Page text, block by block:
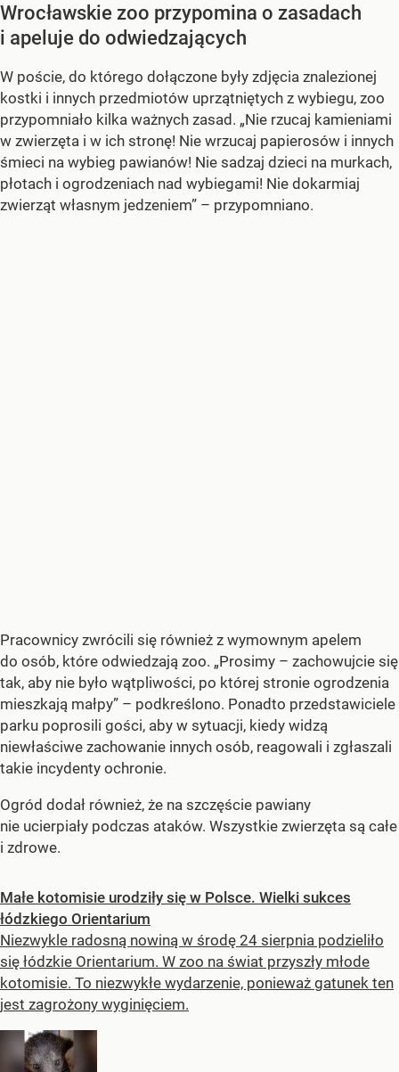
Wrocławskie zoo przypomina o zasadach
i apeluje do odwiedzających
W poście, do którego dołączone były zdjęcia znalezionej
kostki i innych przedmiotów uprzątniętych z wybiegu, zoo
przypomniało kilka ważnych zasad. „Nie rzucaj kamieniami
w zwierzęta i w ich stronę! Nie wrzucaj papierosów i innych
śmieci na wybieg pawianów! Nie sadzaj dzieci na murkach,
płotach i ogrodzeniach nad wybiegami! Nie dokarmiaj
zwierząt własnym jedzeniem” – przypomniano.
Pracownicy zwrócili się również z wymownym apelem
do osób, które odwiedzają zoo. „Prosimy – zachowujcie się
tak, aby nie było wątpliwości, po której stronie ogrodzenia
mieszkają małpy” – podkreślono. Ponadto przedstawiciele
parku poprosili gości, aby w sytuacji, kiedy widzą
niewłaściwe zachowanie innych osób, reagowali i zgłaszali
takie incydenty ochronie.
Ogród dodał również, że na szczęście pawiany
nie ucierpiały podczas ataków. Wszystkie zwierzęta są całe
i zdrowe.
Małe kotomisie urodziły się w Polsce. Wielki sukces
łódzkiego Orientarium
Niezwykle radosną nowiną w środę 24 sierpnia podzieliło
się łódzkie Orientarium. W zoo na świat przyszły młode
kotomisie. To niezwykłe wydarzenie, ponieważ gatunek ten
jest zagrożony wyginięciem.